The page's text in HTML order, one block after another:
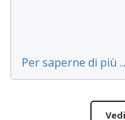
Per saperne di più ...